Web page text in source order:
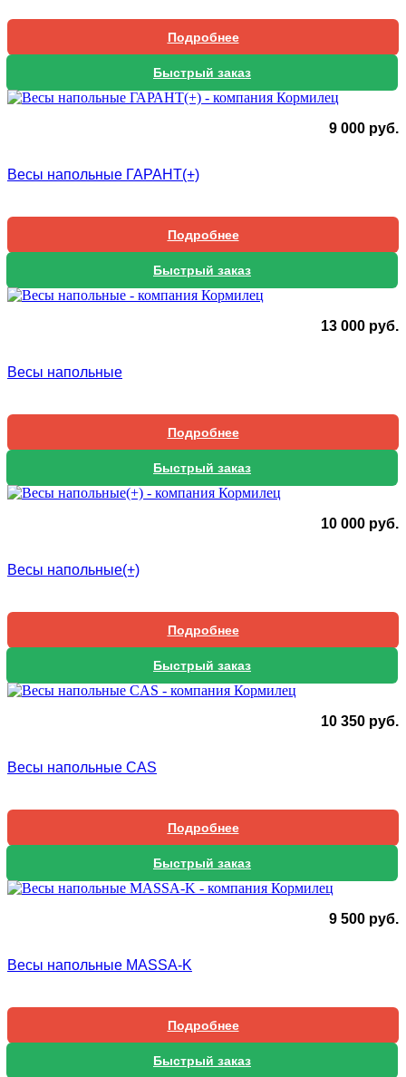
Подробнее
Быстрый заказ
9 000 руб.
Весы напольные ГАРАНТ(+)
Подробнее
Быстрый заказ
13 000 руб.
Весы напольные
Подробнее
Быстрый заказ
10 000 руб.
Весы напольные(+)
Подробнее
Быстрый заказ
10 350 руб.
Весы напольные CAS
Подробнее
Быстрый заказ
9 500 руб.
Весы напольные MASSA-K
Подробнее
Быстрый заказ